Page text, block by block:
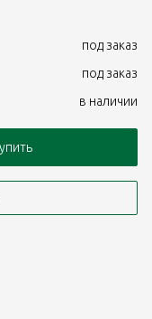
под заказ
под заказ
в наличии